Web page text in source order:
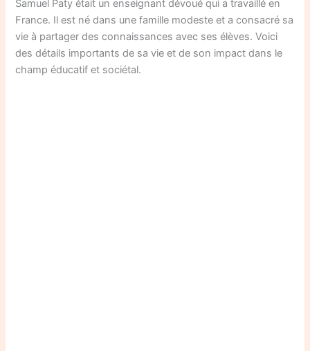
Samuel Paty était un enseignant dévoué qui a travaillé en
France. Il est né dans une famille modeste et a consacré sa
vie à partager des connaissances avec ses élèves. Voici
des détails importants de sa vie et de son impact dans le
champ éducatif et sociétal.